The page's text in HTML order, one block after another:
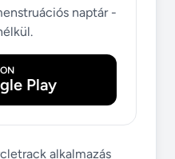
naptár -
Play
alkalmazás